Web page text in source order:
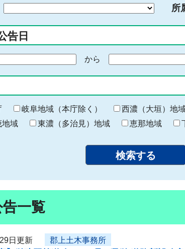
入
力
所
告日
から
終
わ
り
岐阜地域（本庁除く） 西濃（大垣）地
地域
東濃（多治見）地域 恵那地域
告一覧
日更新 郡上土木事務所